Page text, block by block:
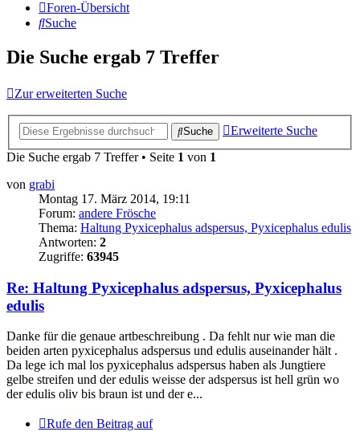
Foren-Übersicht
Suche
Die Suche ergab 7 Treffer
Zur erweiterten Suche
Suche
Erweiterte Suche
Die Suche ergab 7 Treffer • Seite 1 von 1
von grabi
Montag 17. März 2014, 19:11
Forum: andere Frösche
Thema: Haltung Pyxicephalus adspersus, Pyxicephalus edulis
Antworten: 2
Zugriffe: 63945
Re: Haltung Pyxicephalus adspersus, Pyxicephalus
edulis
Danke für die genaue artbeschreibung . Da fehlt nur wie man die
beiden arten pyxicephalus adspersus und edulis auseinander hält .
Da lege ich mal los pyxicephalus adspersus haben als Jungtiere
gelbe streifen und der edulis weisse der adspersus ist hell grün wo
der edulis oliv bis braun ist und der e...
Rufe den Beitrag auf